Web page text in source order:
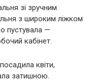
зі зручним
з широким ліжком
пустувала —
кабінет.
квіти,
затишною.